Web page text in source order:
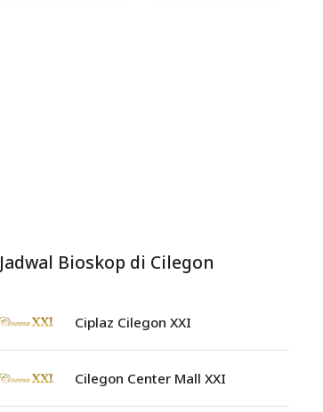
Jadwal Bioskop di Cilegon
Ciplaz Cilegon XXI
Cilegon Center Mall XXI